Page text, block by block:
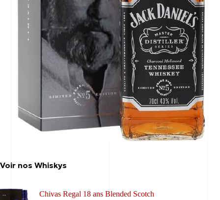
Voir nos Whiskys
Chivas Regal 18 ans Blended Scotch